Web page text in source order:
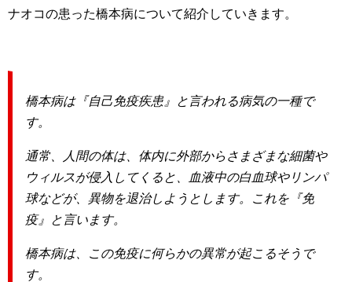
ナオコの患った橋本病について紹介していきます。
橋本病は『自己免疫疾患』と言われる病気の一種で
す。
通常、人間の体は、体内に外部からさまざまな細菌や
ウィルスが侵入してくると、血液中の白血球やリンパ
球などが、異物を退治しようとします。これを『免
疫』と言います。
橋本病は、この免疫に何らかの異常が起こるそうで
す。